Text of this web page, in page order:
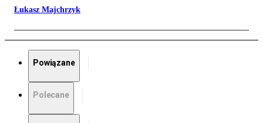
Łukasz Majchrzyk
Powiązane
Polecane